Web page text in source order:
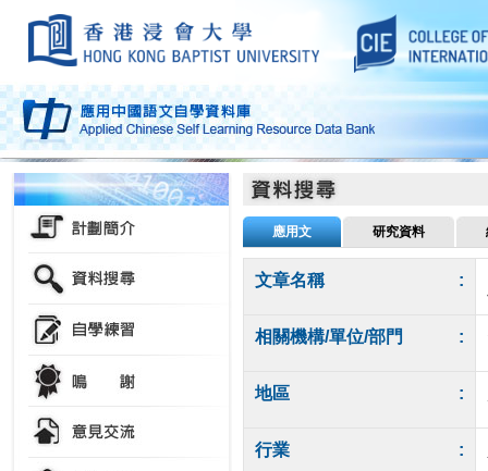
應用文 研究資料
文章名稱 :
相關機構/單位/部門 :
地區 :
行業 :